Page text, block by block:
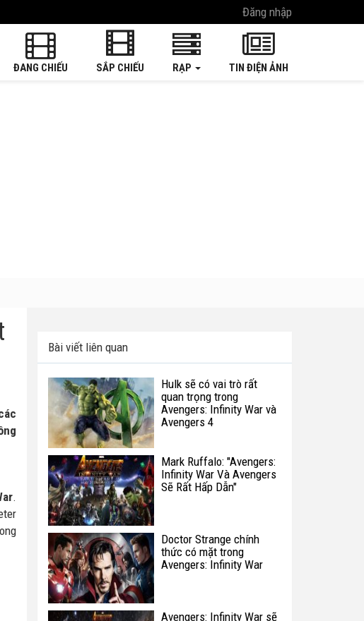
Đăng nhập
ĐANG CHIẾU SẮP CHIẾU RẠP TIN ĐIỆN ẢNH
.
Bài viết liên quan
Hulk sẽ có vai trò rất
quan trọng trong
Avengers: Infinity War và
Avengers 4
Mark Ruffalo: "Avengers:
Infinity War Và Avengers
Sẽ Rất Hấp Dẫn"
Doctor Strange chính
thức có mặt trong
Avengers: Infinity War
Avengers: Infinity War sẽ